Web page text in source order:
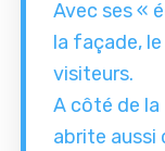
Avec ses «
la façade,
visiteurs.
A côté de
abrite aussi